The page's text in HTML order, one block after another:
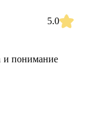
5.0
и понимание